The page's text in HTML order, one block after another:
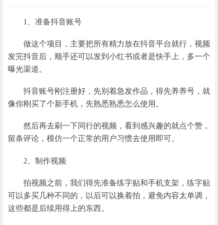
1、准备抖音账号
做这个项目，主要把所有精力放在抖音平台就行，视频
发完抖音后，顺手还可以发到小红书或者是快手上，多一个
曝光渠道。
抖音账号刚注册好，先别着急发作品，得先养养号，就
像你刚买了个新手机，先熟悉熟悉怎么使用。
然后再去刷一下同行的视频，看到感兴趣的就点个赞，
留条评论，模仿一个正常的用户习惯去使用即可。
2、制作视频
拍视频之前，我们得先准备练字贴和手机支架，练字贴
可以多买几种不同的，以后可以换着拍，避免内容太单调，
这些都是后续用得上的东西。